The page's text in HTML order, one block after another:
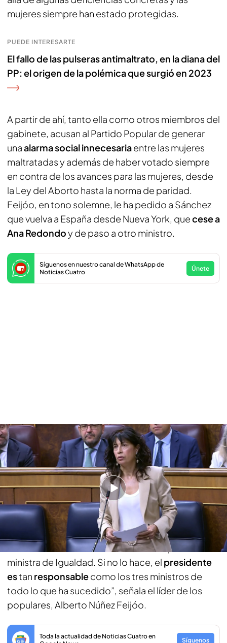
mujeres siempre han estado protegidas.
PUEDE INTERESARTE
El fallo de las pulseras antimaltrato, en la diana del
PP: el origen de la polémica que surgió en 2023
A partir de ahí, tanto ella como otros miembros del
gabinete, acusan al Partido Popular de generar
unaalarma social innecesariaentre las mujeres
maltratadas y además de haber votado siempre
en contra de los avances para las mujeres, desde
la Ley del Aborto hasta la norma de paridad.
Feijóo, en tono solemne, le ha pedido a Sánchez
que vuelva a España desde Nueva York, quecese a
Ana Redondoy de paso a otro ministro.
Síguenos en nuestro canal de WhatsApp de
Noticias Cuatro
Únete
Ana Redondo acusa al PP de generar dudas en las víctimas de violencia de
género
Ana Redondo acusa al PP de generar dudas
en las víctimas
“Primero, volver a España; segundo, reunirse con
los tres ministros responsables: la ministra de
Igualdad y los de Justicia e Interior. Tercero, cesar
a la ministra de Igualdad; y cuarto, valorar cuál de
los otros dos ministros debe de acompañar a la
ministra de Igualdad. Si no lo hace, el presidente
estan responsablecomo los tres ministros de
todo lo que ha sucedido”, señala el líder de los
populares, Alberto Núñez Feijóo.
Toda la actualidad de Noticias Cuatro en
Síguenos